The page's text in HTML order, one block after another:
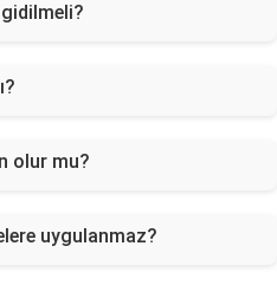
olur mu?
uygulanmaz?